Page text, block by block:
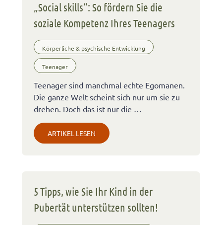
„Social skills“: So fördern Sie die
soziale Kompetenz Ihres Teenagers
Körperliche & psychische Entwicklung
Teenager
Teenager sind manchmal echte Egomanen.
Die ganze Welt scheint sich nur um sie zu
drehen. Doch das ist nur die …
ARTIKEL LESEN
5 Tipps, wie Sie Ihr Kind in der
Pubertät unterstützen sollten!